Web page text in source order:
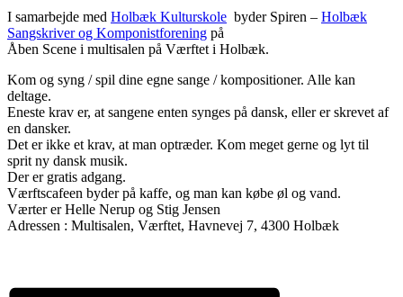
I samarbejde med Holbæk Kulturskole byder Spiren – Holbæk
Sangskriver og Komponistforening på
Åben Scene i multisalen på Værftet i Holbæk.
Kom og syng / spil dine egne sange / kompositioner. Alle kan
deltage.
Eneste krav er, at sangene enten synges på dansk, eller er skrevet af
en dansker.
Det er ikke et krav, at man optræder. Kom meget gerne og lyt til
sprit ny dansk musik.
Der er gratis adgang.
Værftscafeen byder på kaffe, og man kan købe øl og vand.
Værter er Helle Nerup og Stig Jensen
Adressen : Multisalen, Værftet, Havnevej 7, 4300 Holbæk